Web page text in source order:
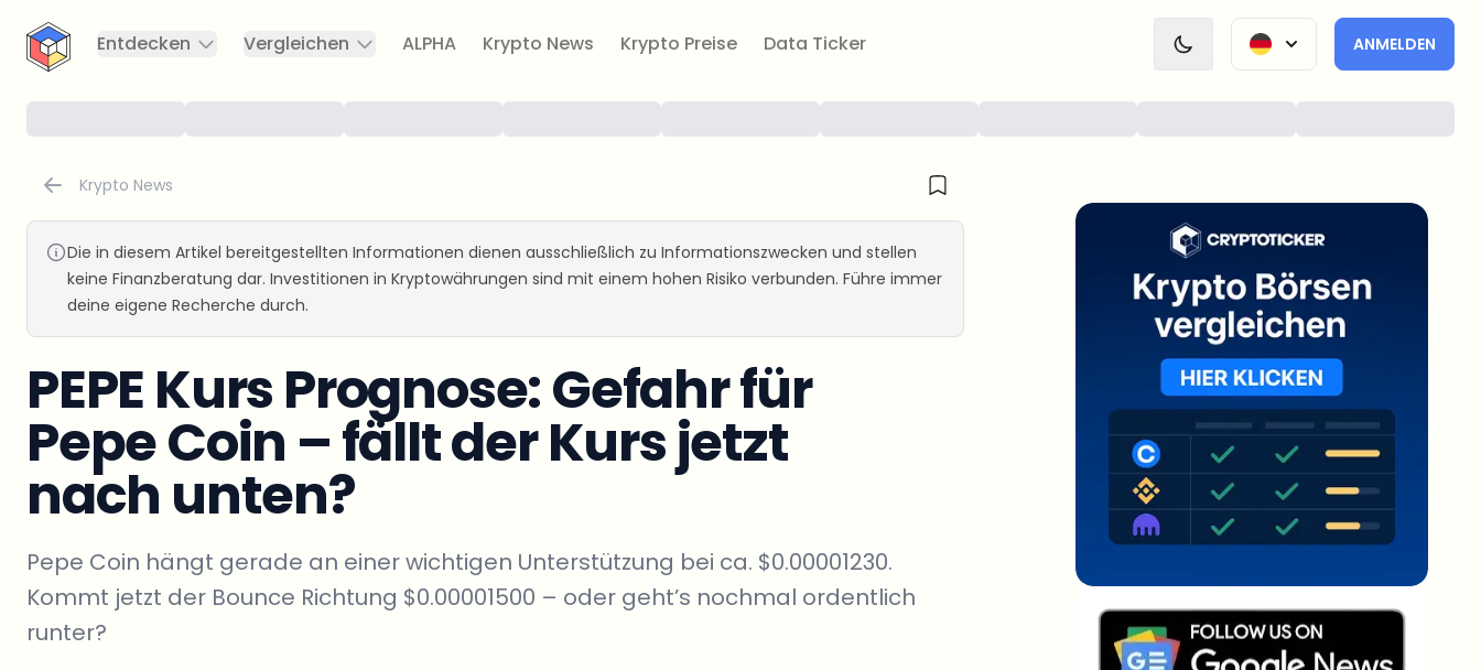
CryptoTicker
Entdecken
Vergleichen ALPHA Krypto News Krypto Preise Data Ticker ANMELDEN
Krypto News
Die in diesem Artikel bereitgestellten Informationen dienen ausschließlich zu Informationszwecken und stellen
keine Finanzberatung dar. Investitionen in Kryptowährungen sind mit einem hohen Risiko verbunden. Führe immer
deine eigene Recherche durch.
PEPE Kurs Prognose: Gefahr für
Pepe Coin – fällt der Kurs jetzt
nach unten?
Pepe Coin hängt gerade an einer wichtigen Unterstützung bei ca. $0.00001230.
Kommt jetzt der Bounce Richtung $0.00001500 – oder geht’s nochmal ordentlich
runter?